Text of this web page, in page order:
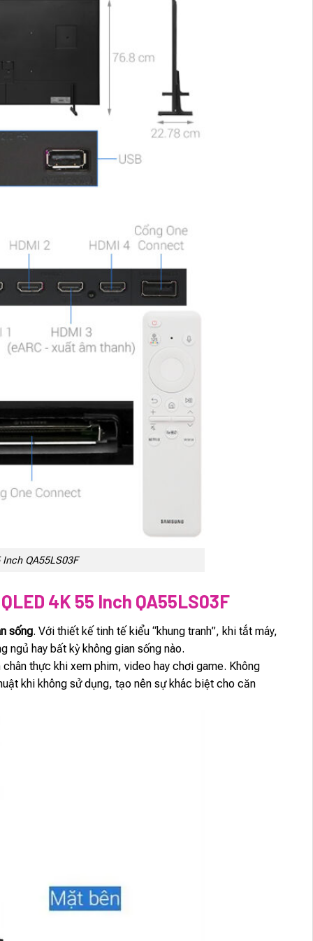
QA55LS03F
4K 55 Inch QA55LS03F
sống. Với thiết kế tinh tế kiểu “khung tranh”, khi tắt máy,
ngủ hay bất kỳ không gian sống nào.
thực khi xem phim, video hay chơi game. Không
khi không sử dụng, tạo nên sự khác biệt cho căn